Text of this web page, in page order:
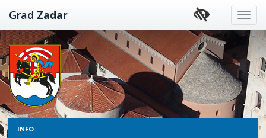
Preskoči
na
sadržaj
Grad Zadar
INFO